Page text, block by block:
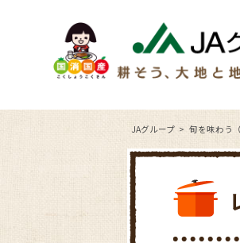
JAグループ 旬を味わう